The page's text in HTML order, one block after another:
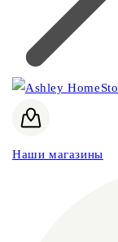
Наши магазины